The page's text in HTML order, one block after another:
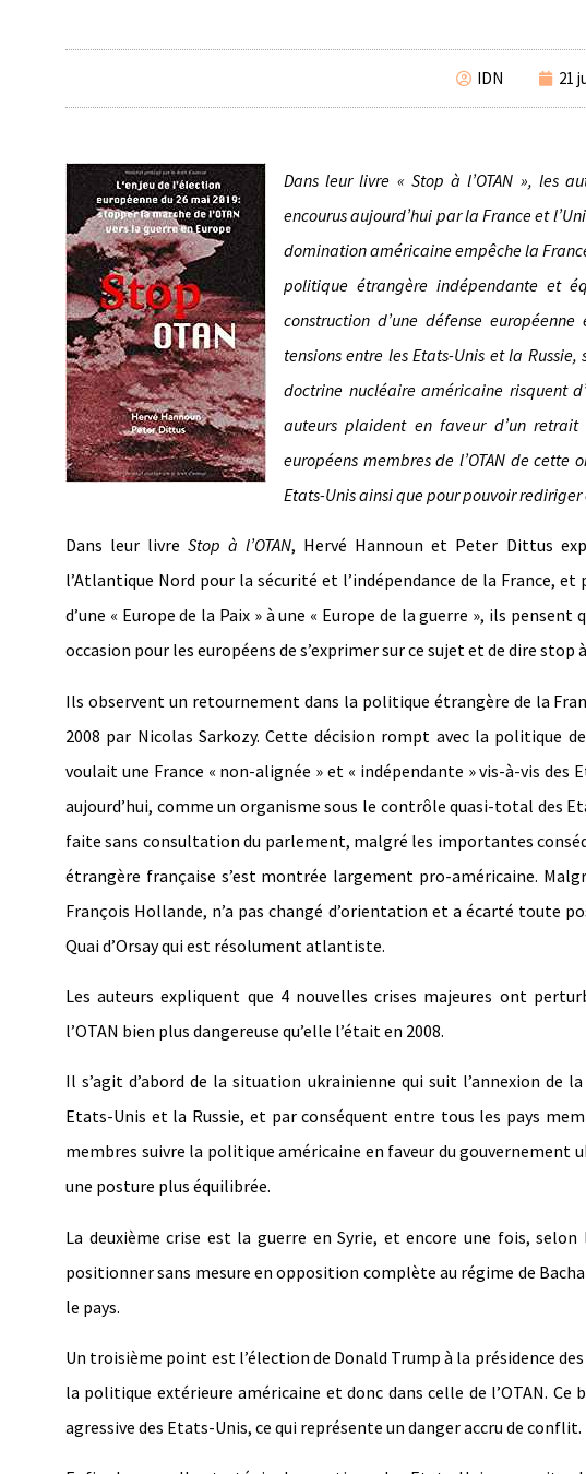
IDN 21
Dans leur livre « Stop à l’OTAN », les
encourus aujourd’hui par la France et
domination américaine empêche la
politique étrangère indépendante et
construction d’une défense
tensions entre les Etats-Unis et la
doctrine nucléaire américaine risquent
auteurs plaident en faveur d’un
européens membres de l’OTAN de
Etats-Unis ainsi que pour pouvoir
Dans leur livreStop à l’OTAN, Hervé Hannoun et Peter Dittus
l’Atlantique Nord pour la sécurité et l’indépendance de la France,
d’une « Europe de la Paix » à une « Europe de la guerre », ils
occasion pour les européens de s’exprimer sur ce sujet et de dire stop à
Ils observent un retournement dans la politique étrangère de la
2008 par Nicolas Sarkozy. Cette décision rompt avec la politique
voulait une France « non-alignée » et « indépendante » vis-à-vis des
aujourd’hui, comme un organisme sous le contrôle quasi-total des
faite sans consultation du parlement, malgré les importantes
étrangère française s’est montrée largement pro-américaine.
François Hollande, n’a pas changé d’orientation et a écarté toute
Quai d’Orsay qui est résolument atlantiste.
Les auteurs expliquent que 4 nouvelles crises majeures ont
l’OTAN bien plus dangereuse qu’elle l’était en 2008.
Il s’agit d’abord de la situation ukrainienne qui suit l’annexion de
Etats-Unis et la Russie, et par conséquent entre tous les pays
membres suivre la politique américaine en faveur du gouvernement
une posture plus équilibrée.
La deuxième crise est la guerre en Syrie, et encore une fois, selon
positionner sans mesure en opposition complète au régime de
le pays.
Un troisième point est l’élection de Donald Trump à la présidence
la politique extérieure américaine et donc dans celle de l’OTAN.
agressive des Etats-Unis, ce qui représente un danger accru de conflit.